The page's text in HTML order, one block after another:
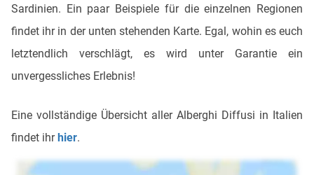
Sardinien. Ein paar Beispiele für die einzelnen Regionen
findet ihr in der unten stehenden Karte. Egal, wohin es euch
letztendlich verschlägt, es wird unter Garantie ein
unvergessliches Erlebnis!
Eine vollständige Übersicht aller Alberghi Diffusi in Italien
findet ihrhier.